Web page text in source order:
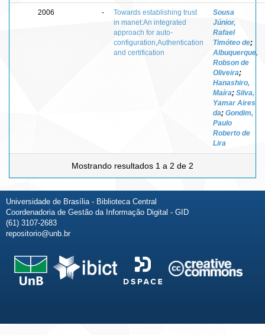
2006 -
Towards establishing trust
in manet:An integrated
approach for auto-
configuration,Authentication
and certification
Sousa
Júnior,
Rafael
Timóteo de;
Albuquerque,
Robson de
Oliveira;
Hanashiro,
Maíra; Silva,
Yamar Aires
da; Gondim,
Paulo
Roberto de
Lira
Mostrando resultados 1 a 2 de 2
Universidade de Brasília - Biblioteca Central
Coordenadoria de Gestão da Informação Digital - GID
(61) 3107-2683
repositorio@unb.br